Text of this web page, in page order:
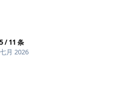
5/11 条
七月 2026